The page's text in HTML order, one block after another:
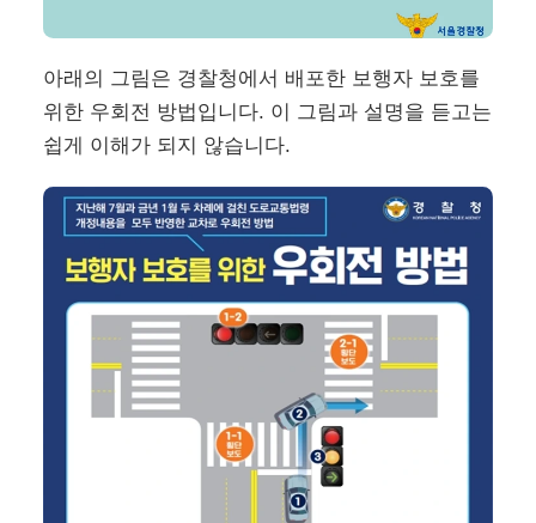
아래의 그림은 경찰청에서 배포한 보행자 보호를
위한 우회전 방법입니다. 이 그림과 설명을 듣고는
쉽게 이해가 되지 않습니다.